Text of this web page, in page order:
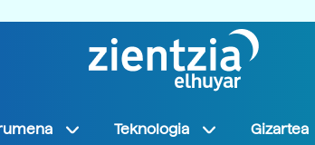
Teknologia Gizartea